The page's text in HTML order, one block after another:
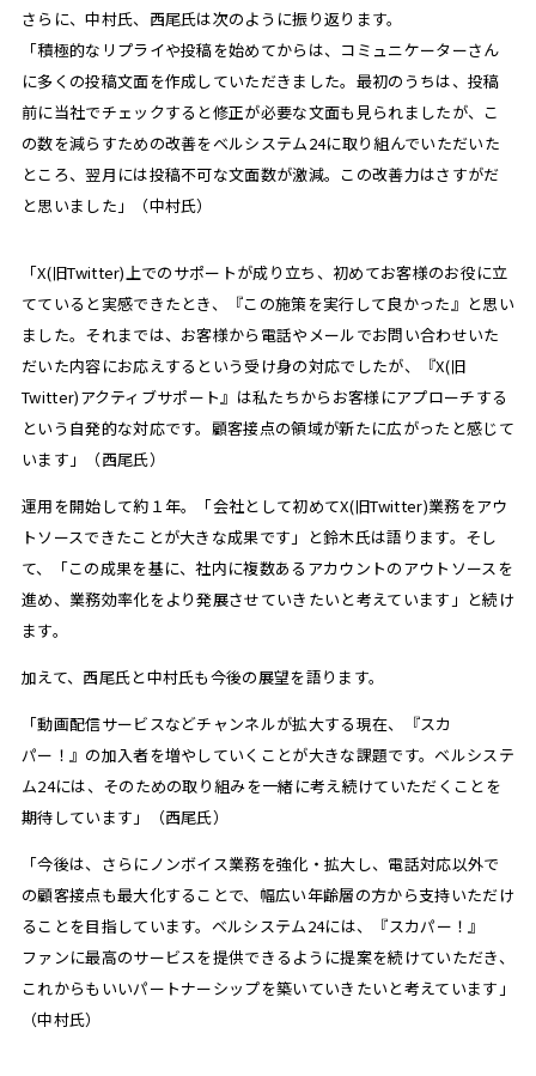
さらに、中村氏、西尾氏は次のように振り返ります。
「積極的なリプライや投稿を始めてからは、コミュニケーターさん
に多くの投稿文面を作成していただきました。最初のうちは、投稿
前に当社でチェックすると修正が必要な文面も見られましたが、こ
の数を減らすための改善をベルシステム24に取り組んでいただいた
ところ、翌月には投稿不可な文面数が激減。この改善力はさすがだ
と思いました」（中村氏）
「X(旧Twitter)上でのサポートが成り立ち、初めてお客様のお役に立
てていると実感できたとき、『この施策を実行して良かった』と思い
ました。それまでは、お客様から電話やメールでお問い合わせいた
だいた内容にお応えするという受け身の対応でしたが、『X(旧
Twitter)アクティブサポート』は私たちからお客様にアプローチする
という自発的な対応です。顧客接点の領域が新たに広がったと感じて
います」（西尾氏）
運用を開始して約１年。「会社として初めてX(旧Twitter)業務をアウ
トソースできたことが大きな成果です」と鈴木氏は語ります。そし
て、「この成果を基に、社内に複数あるアカウントのアウトソースを
進め、業務効率化をより発展させていきたいと考えています」と続け
ます。
加えて、西尾氏と中村氏も今後の展望を語ります。
「動画配信サービスなどチャンネルが拡大する現在、『スカ
パー！』の加入者を増やしていくことが大きな課題です。ベルシステ
ム24には、そのための取り組みを一緒に考え続けていただくことを
期待しています」（西尾氏）
「今後は、さらにノンボイス業務を強化・拡大し、電話対応以外で
の顧客接点も最大化することで、幅広い年齢層の方から支持いただけ
ることを目指しています。ベルシステム24には、『スカパー！』
ファンに最高のサービスを提供できるように提案を続けていただき、
これからもいいパートナーシップを築いていきたいと考えています」
（中村氏）